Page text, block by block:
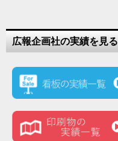
広報企画社の実績を見る